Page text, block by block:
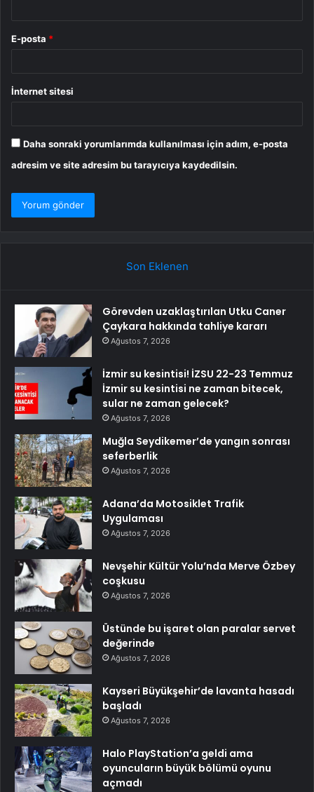
E-posta *
İnternet sitesi
Daha sonraki yorumlarımda kullanılması için adım, e-posta
adresim ve site adresim bu tarayıcıya kaydedilsin.
Son Eklenen
Görevden uzaklaştırılan Utku Caner
Çaykara hakkında tahliye kararı
Ağustos 7, 2026
İzmir su kesintisi! İZSU 22-23 Temmuz
İzmir su kesintisi ne zaman bitecek,
sular ne zaman gelecek?
Ağustos 7, 2026
Muğla Seydikemer’de yangın sonrası
seferberlik
Ağustos 7, 2026
Adana’da Motosiklet Trafik
Uygulaması
Ağustos 7, 2026
Nevşehir Kültür Yolu’nda Merve Özbey
coşkusu
Ağustos 7, 2026
Üstünde bu işaret olan paralar servet
değerinde
Ağustos 7, 2026
Kayseri Büyükşehir’de lavanta hasadı
başladı
Ağustos 7, 2026
Halo PlayStation’a geldi ama
oyuncuların büyük bölümü oyunu
açmadı